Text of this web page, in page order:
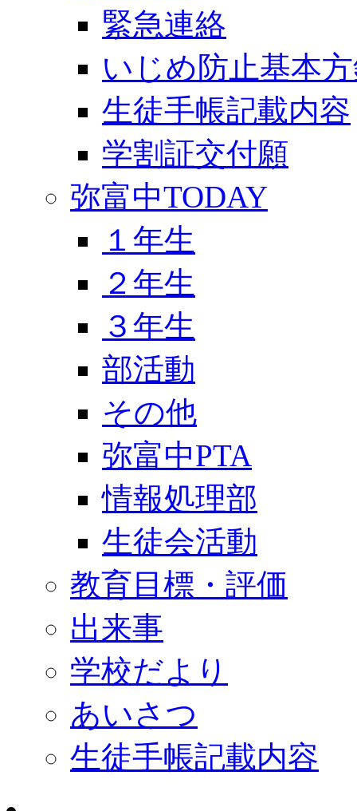
緊急連絡
いじめ防止基本
生徒手帳記載内容
学割証交付願
弥富中TODAY
１年生
２年生
３年生
部活動
その他
弥富中PTA
情報処理部
生徒会活動
教育目標・評価
出来事
学校だより
あいさつ
生徒手帳記載内容